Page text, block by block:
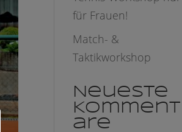
für Frauen!
Match- &
Taktikworkshop
Neueste
Komment
are